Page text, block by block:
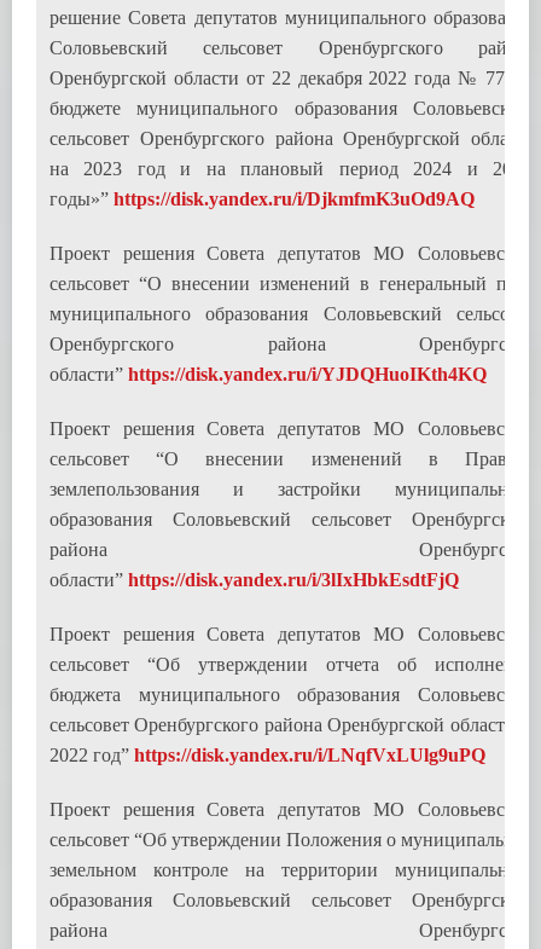
решение Совета депутатов муниципального образования
Соловьевский сельсовет Оренбургского района
Оренбургской области от 22 декабря 2022 года № 77 «О
бюджете муниципального образования Соловьевский
сельсовет Оренбургского района Оренбургской области
на 2023 год и на плановый период 2024 и 2025
годы»” https://disk.yandex.ru/i/DjkmfmK3uOd9AQ
Проект решения Совета депутатов МО Соловьевский
сельсовет “О внесении изменений в генеральный план
муниципального образования Соловьевский сельсовет
Оренбургского района Оренбургской
области” https://disk.yandex.ru/i/YJDQHuoIKth4KQ
Проект решения Совета депутатов МО Соловьевский
сельсовет “О внесении изменений в Правила
землепользования и застройки муниципального
образования Соловьевский сельсовет Оренбургского
района Оренбургской
области” https://disk.yandex.ru/i/3lIxHbkEsdtFjQ
Проект решения Совета депутатов МО Соловьевский
сельсовет “Об утверждении отчета об исполнении
бюджета муниципального образования Соловьевский
сельсовет Оренбургского района Оренбургской области за
2022 год” https://disk.yandex.ru/i/LNqfVxLUlg9uPQ
Проект решения Совета депутатов МО Соловьевский
сельсовет “Об утверждении Положения о муниципальном
земельном контроле на территории муниципального
образования Соловьевский сельсовет Оренбургского
района Оренбургской